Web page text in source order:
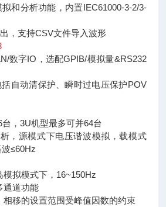
和分析功能，内置IEC61000-3-2/3-
，支持CSV文件导入波形
数字IO，选配GPIB/模拟量&RS232
自动清保护、瞬时过电压保护POV
，3U机型最多可并64台
，源模式下电压谐波模拟，载模式
≤60Hz
拟模式下，16~150Hz
通道功能
相移的设置范围受峰值因数的约束